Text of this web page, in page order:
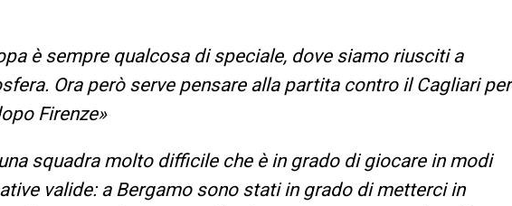
è sempre qualcosa di speciale, dove siamo riusciti a
Ora però serve pensare alla partita contro il Cagliari per
Firenze»
squadra molto difficile che è in grado di giocare in modi
valide: a Bergamo sono stati in grado di metterci in